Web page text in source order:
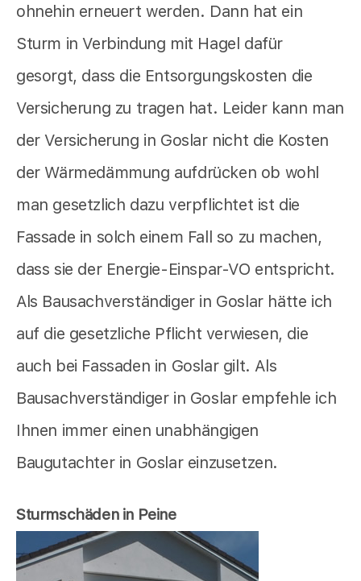
ohnehin erneuert werden. Dann hat ein
Sturm in Verbindung mit Hagel dafür
gesorgt, dass die Entsorgungskosten die
Versicherung zu tragen hat. Leider kann man
der Versicherung in Goslar nicht die Kosten
der Wärmedämmung aufdrücken ob wohl
man gesetzlich dazu verpflichtet ist die
Fassade in solch einem Fall so zu machen,
dass sie der Energie-Einspar-VO entspricht.
Als Bausachverständiger in Goslar hätte ich
auf die gesetzliche Pflicht verwiesen, die
auch bei Fassaden in Goslar gilt. Als
Bausachverständiger in Goslar empfehle ich
Ihnen immer einen unabhängigen
Baugutachter in Goslar einzusetzen.
Sturmschäden in Peine